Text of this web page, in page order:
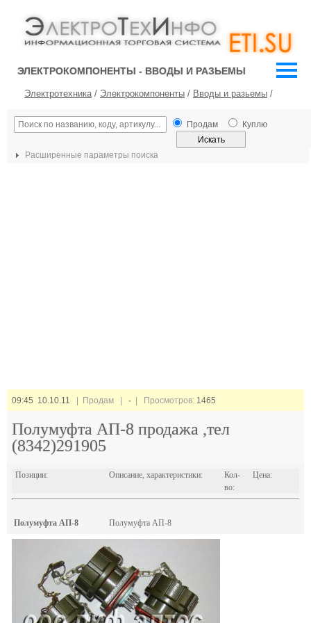
ЭЛЕКТРОКОМПОНЕНТЫ - ВВОДЫ И РАЗЬЕМЫ
Электротехника/ Электрокомпоненты / Вводы и разьемы /
Продам Куплю
Расширенные параметры поиска
09:45 10.10.11 | Продам | - | Просмотров: 1465
Полумуфта АП-8 продажа ,тел
(8342)291905
Позиции: Описание, характеристики:
Кол-
во:
Цена:
Полумуфта АП-8 Полумуфта АП-8